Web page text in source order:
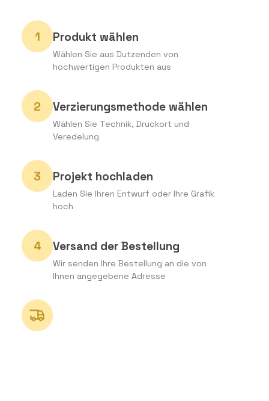
Produkt wählen
Wählen Sie aus Dutzenden von
hochwertigen Produkten aus
Verzierungsmethode wählen
Wählen Sie Technik, Druckort und
Veredelung
Projekt hochladen
Laden Sie Ihren Entwurf oder Ihre Grafik
hoch
Versand der Bestellung
Wir senden Ihre Bestellung an die von
Ihnen angegebene Adresse